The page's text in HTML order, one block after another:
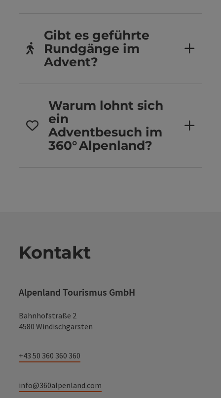
Gibt es geführte
Rundgänge im
Advent?
Warum lohnt sich
ein
Adventbesuch im
360° Alpenland?
Kontakt
Alpenland Tourismus GmbH
Bahnhofstraße 2
4580 Windischgarsten
+43 50 360 360 360
info@360alpenland.com